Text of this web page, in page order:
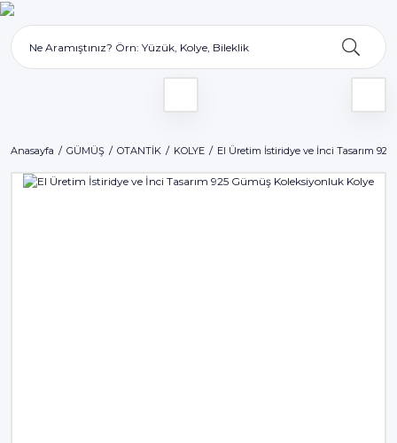
Anasayfa GÜMÜŞ OTANTİK KOLYE El Üretim İstiridye ve İnci Tasarım